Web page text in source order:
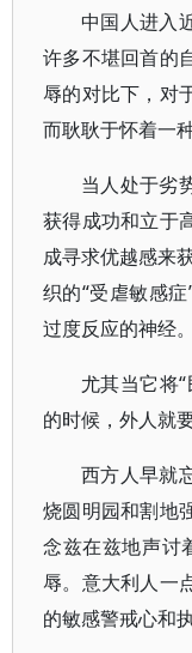
中国人进入
许多不堪回首的
辱的对比下，对
而耿耿于怀着一
当人处于劣
获得成功和立于
成寻求优越感来
织的“受虐敏感
过度反应的神经。
尤其当它将
的时候，外人就
西方人早就
烧圆明园和割地
念兹在兹地声讨
辱。意大利人一
的敏感警戒心和